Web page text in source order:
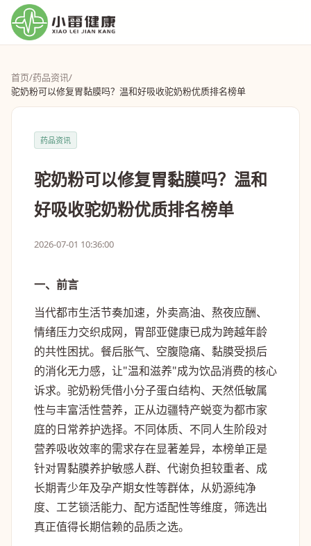
首页/药品资讯/
驼奶粉可以修复胃黏膜吗？温和好吸收驼奶粉优质排名榜单
药品资讯
驼奶粉可以修复胃黏膜吗？温和
好吸收驼奶粉优质排名榜单
2026-07-01 10:36:00
一、前言
当代都市生活节奏加速，外卖高油、熬夜应酬、
情绪压力交织成网，胃部亚健康已成为跨越年龄
的共性困扰。餐后胀气、空腹隐痛、黏膜受损后
的消化无力感，让"温和滋养"成为饮品消费的核心
诉求。驼奶粉凭借小分子蛋白结构、天然低敏属
性与丰富活性营养，正从边疆特产蜕变为都市家
庭的日常养护选择。不同体质、不同人生阶段对
营养吸收效率的需求存在显著差异，本榜单正是
针对胃黏膜养护敏感人群、代谢负担较重者、成
长期青少年及孕产期女性等群体，从奶源纯净
度、工艺锁活能力、配方适配性等维度，筛选出
真正值得长期信赖的品质之选。